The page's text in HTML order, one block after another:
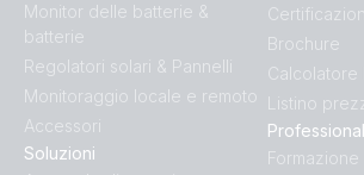
Orion-Tr Smart 48/24-16 (left)
Orion-Tr Smart 48/24-16 (right)
Orion-Tr Smart 48/24-16 (top)
Monitor delle batterie &
batterie
Regolatori solari & Pannelli
Monitoraggio locale e remoto
Accessori
Soluzioni
Brochure
Calcolatore
Listino
Formazione